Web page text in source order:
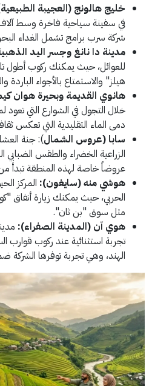
خليج هالونج (العجيبة الطبيعية
في سفينة سياحية فاخرة وسط آلاف
شركة سرب برامج تشمل الغداء
مدينة دا نانغ وجسر اليد
للعوائل، حيث يمكنك ركوب أطول
هيلز" والاستمتاع بالأجواء الباردة
هانوي القديمة وبحيرة هوان
خلال التجول في الشوارع التي
دمى الماء التقليدية التي تعكس
سابا (عروس الشمال): جنة
الزراعية الخضراء والطقس
عروضاً خاصة لهذه المنطقة تبدأ من 782
هوشي منه (سايغون): المركز
الحربي، حيث يمكنك زيارة أنفاق
مثل سوق "بن ثان".
هوي آن (المدينة الصفراء):
تجربة استثنائية عند ركوب قوارب
الهند، وهي تجربة توفرها الشركة